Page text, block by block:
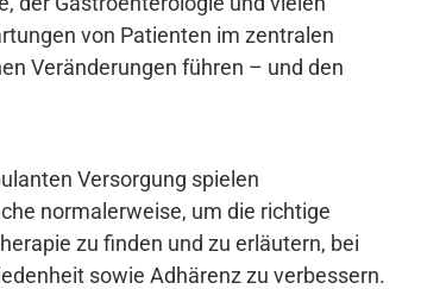
von Patienten im zentralen
Veränderungen führen – und den
Versorgung spielen
normalerweise, um die richtige
zu finden und zu erläutern, bei
sowie Adhärenz zu verbessern.